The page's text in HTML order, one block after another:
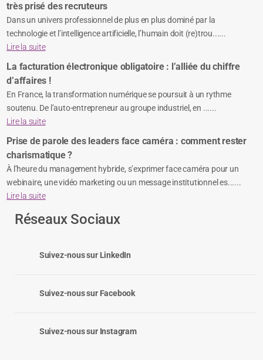
très prisé des recruteurs
Dans un univers professionnel de plus en plus dominé par la
technologie et l’intelligence artificielle, l’humain doit (re)trou......
Lire la suite
La facturation électronique obligatoire : l’alliée du chiffre
d’affaires !
En France, la transformation numérique se poursuit à un rythme
soutenu. De l’auto-entrepreneur au groupe industriel, en ......
Lire la suite
Prise de parole des leaders face caméra : comment rester
charismatique ?
À l’heure du management hybride, s’exprimer face caméra pour un
webinaire, une vidéo marketing ou un message institutionnel es......
Lire la suite
Réseaux Sociaux
Suivez-nous sur LinkedIn
Suivez-nous sur Facebook
Suivez-nous sur Instagram